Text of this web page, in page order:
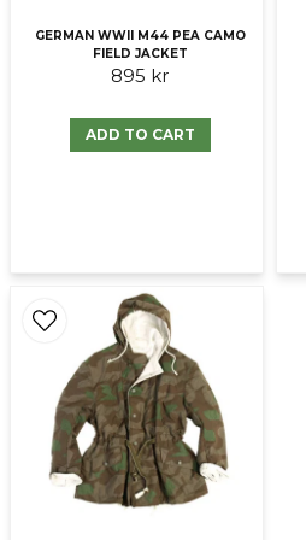
GERMAN WWII M44 PEA CAMO
FIELD JACKET
895 kr
ADD TO CART